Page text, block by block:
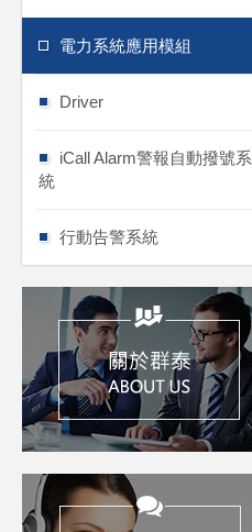
電力系統應用模組
Driver
iCall Alarm警報自動撥號系
統
行動告警系統